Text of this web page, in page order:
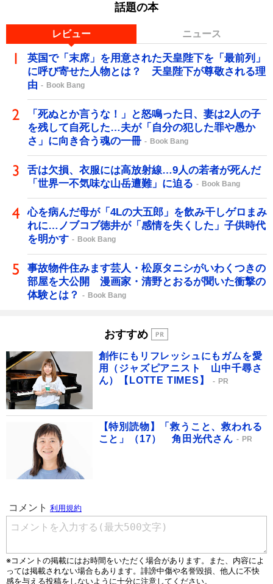
話題の本
レビュー ニュース
英国で「末席」を用意された天皇陛下を「最前列」
に呼び寄せた人物とは？ 天皇陛下が尊敬される理
由
Book Bang
「死ぬとか言うな！」と怒鳴った日、妻は2人の子
を残して自死した…夫が「自分の犯した罪や愚か
さ」に向き合う魂の一冊
Book Bang
舌は欠損、衣服には高放射線…9人の若者が死んだ
「世界一不気味な山岳遭難」に迫る
Book Bang
心を病んだ母が「4Lの大五郎」を飲み干しゲロまみ
れに…ノブコブ徳井が「感情を失くした」子供時代
を明かす
Book Bang
事故物件住みます芸人・松原タニシがいわくつきの
部屋を大公開 漫画家・清野とおるが聞いた衝撃の
体験とは？
Book Bang
おすすめ
創作にもリフレッシュにもガムを愛
用（ジャズピアニスト 山中千尋さ
ん）【LOTTE TIMES】
PR
【特別読物】「救うこと、救われる
こと」（17） 角田光代さん
PR